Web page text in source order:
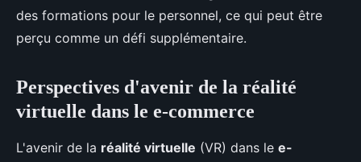
des formations pour le personnel, ce qui peut être
perçu comme un défi supplémentaire.
Perspectives d'avenir de la réalité
virtuelle dans le e-commerce
L'avenir de la réalité virtuelle (VR) dans le e-